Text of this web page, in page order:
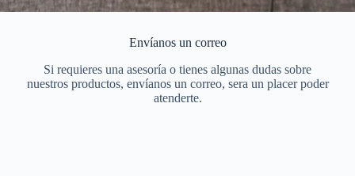
Envíanos un correo
Si requieres una asesoría o tienes algunas dudas sobre
nuestros productos, envíanos un correo, sera un placer poder
atenderte.